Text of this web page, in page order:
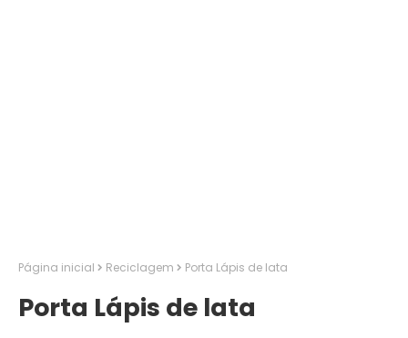
Página inicial Reciclagem Porta Lápis de lata
Porta Lápis de lata